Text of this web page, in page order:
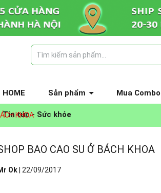
HOME Sản phẩm Mua
Tin tức - Sức khỏe
KHOA
BAO CAO SU Ở BÁCH KHOA
Ok 22/09/2017